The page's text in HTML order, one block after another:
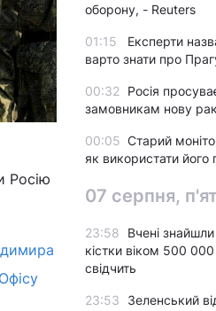
Росію
оборону, - Reuters
01:15
Експерти
варто знати про
00:32
Росія
замовникам нову
00:05 Старий
як використати
07 серпня,
23:58
Вчені
кістки віком 500
свідчить
23:53
Зеленський